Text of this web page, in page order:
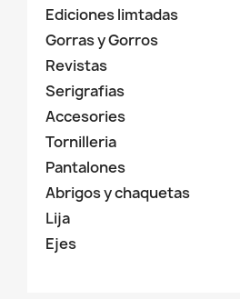
Ediciones limtadas
Gorras y Gorros
Revistas
Serigrafias
Accesories
Tornilleria
Pantalones
Abrigos y chaquetas
Lija
Ejes